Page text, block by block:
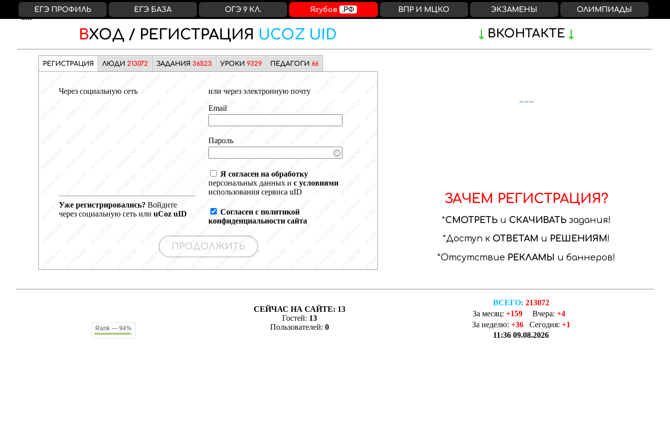
ВХОД / РЕГИСТРАЦИЯ UCOZ UID ВКОНТАКТЕ
РЕГИСТРАЦИЯ ЛЮДИ 213072 ЗАДАНИЯ 36523 УРОКИ 9329 ПЕДАГОГИ 66
Через социальную сеть
ВКонтакте
Яндекс
Google
Facebook
uCoz
uID
Уже регистрировались? Войдите
через социальную сеть или uCoz uID
или через электронную почту
Email
Пароль
Я согласен на обработку
персональных данных и с условиями
использования сервиса uID
Согласен с политикой
конфиденциальности сайта
ЗАЧЕМ РЕГИСТРАЦИЯ?
СМОТРЕТЬ и СКАЧИВАТЬ задания
Доступ к ОТВЕТАМ и РЕШЕНИЯМ
Отсутствие РЕКЛАМЫ и баннеров
ЕГЭ ПРОФИЛЬ ЕГЭ БАЗА ОГЭ 9 КЛ. Ягубов .РФ ВПР И МЦКО ЭКЗАМЕНЫ ОЛИМПИАДЫ
Rank — 94%
СЕЙЧАС НА САЙТЕ: 13
Гостей: 13
Пользователей: 0
ВСЕГО: 213072
За месяц: +159 Вчера: +4
За неделю: +36 Сегодня: +1
11:36 09.08.2026